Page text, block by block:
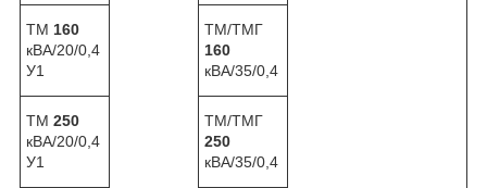
ТМ 160
кВА/20/0,4
У1
ТМ/ТМГ
160
кВА/35/0,4
ТМ 250
кВА/20/0,4
У1
ТМ/ТМГ
250
кВА/35/0,4